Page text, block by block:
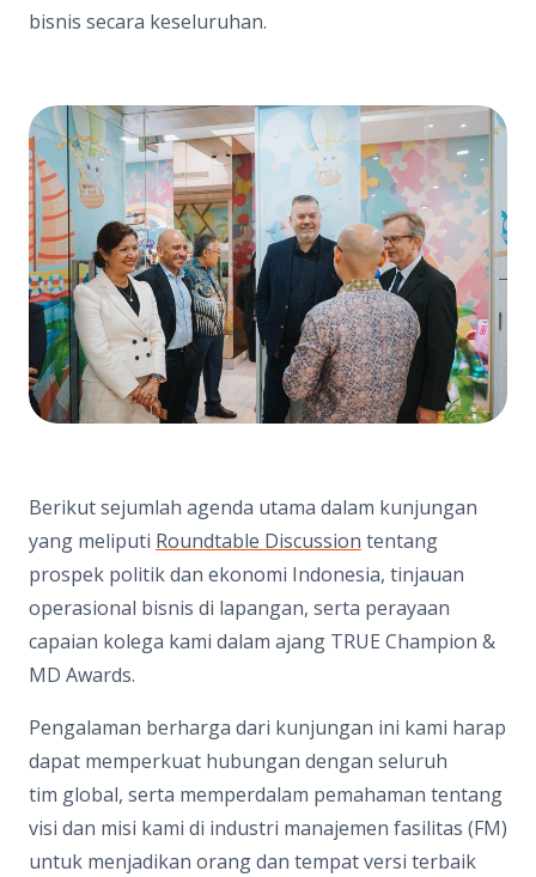
bisnis secara keseluruhan.
Berikut sejumlah agenda utama dalam kunjungan
yang meliputi Roundtable Discussion tentang
prospek politik dan ekonomi Indonesia, tinjauan
operasional bisnis di lapangan, serta perayaan
capaian kolega kami dalam ajang TRUE Champion &
MD Awards.
Pengalaman berharga dari kunjungan ini kami harap
dapat memperkuat hubungan dengan seluruh
tim global, serta memperdalam pemahaman tentang
visi dan misi kami di industri manajemen fasilitas (FM)
untuk menjadikan orang dan tempat versi terbaik